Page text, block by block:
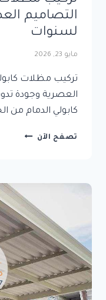
التصاميم
لسنوات
مايو 23, 2026
تركيب مظلات
العصرية وجودة
كابولي الدمام من
تصفح الآن تركيب
بأحدث
التصاميم
العصرية
وجودة
تدوم
لسنوات